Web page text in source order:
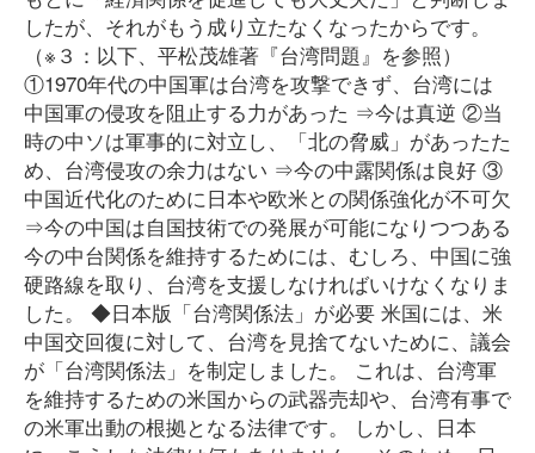
したが、それがもう成り立たなくなったからです。
（※３：以下、平松茂雄著『台湾問題』を参照）
①1970年代の中国軍は台湾を攻撃できず、台湾には
中国軍の侵攻を阻止する力があった ⇒今は真逆 ②当
時の中ソは軍事的に対立し、「北の脅威」があったた
め、台湾侵攻の余力はない ⇒今の中露関係は良好 ③
中国近代化のために日本や欧米との関係強化が不可欠
⇒今の中国は自国技術での発展が可能になりつつある
今の中台関係を維持するためには、むしろ、中国に強
硬路線を取り、台湾を支援しなければいけなくなりま
した。 ◆日本版「台湾関係法」が必要 米国には、米
中国交回復に対して、台湾を見捨てないために、議会
が「台湾関係法」を制定しました。 これは、台湾軍
を維持するための米国からの武器売却や、台湾有事で
の米軍出動の根拠となる法律です。 しかし、日本